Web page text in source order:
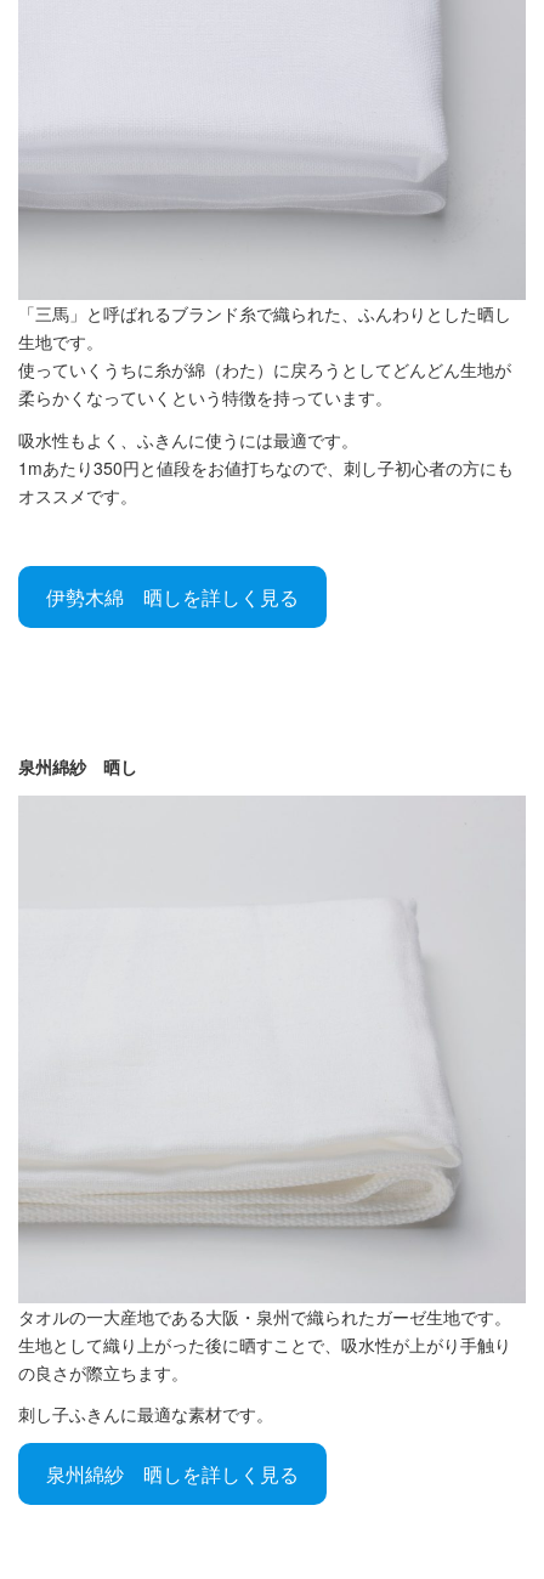
「三馬」と呼ばれるブランド糸で織られた、ふんわりとした晒し
生地です。
使っていくうちに糸が綿（わた）に戻ろうとしてどんどん生地が
柔らかくなっていくという特徴を持っています。
吸水性もよく、ふきんに使うには最適です。
1mあたり350円と値段をお値打ちなので、刺し子初心者の方にも
オススメです。
伊勢木綿 晒しを詳しく見る
泉州綿紗 晒し
タオルの一大産地である大阪・泉州で織られたガーゼ生地です。
生地として織り上がった後に晒すことで、吸水性が上がり手触り
の良さが際立ちます。
刺し子ふきんに最適な素材です。
泉州綿紗 晒しを詳しく見る